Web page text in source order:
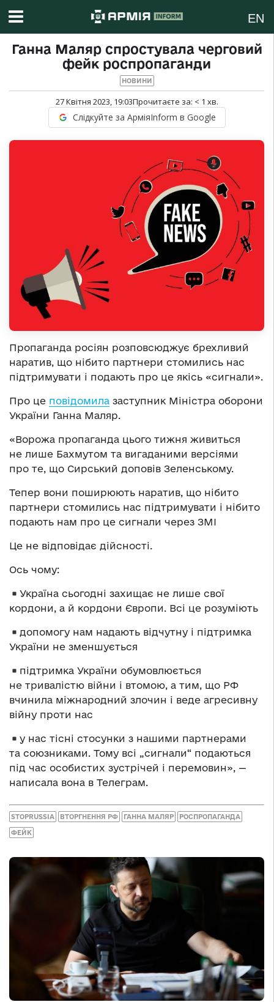
EN
Ганна Маляр спростувала черговий
фейк роспропаганди
НОВИНИ
27 Квітня 2023, 19:03Прочитаєте за: < 1 хв.
Слідкуйте за АрміяInform в Google
Пропаганда росіян розповсюджує брехливий
наратив, що нібито партнери стомились нас
підтримувати і подають про це якісь «сигнали».
Про це повідомила заступник Міністра оборони
України Ганна Маляр.
«Ворожа пропаганда цього тижня живиться
не лише Бахмутом та вигаданими версіями
про те, що Сирський доповів Зеленському.
Тепер вони поширюють наратив, що нібито
партнери стомились нас підтримувати і нібито
подають нам про це сигнали через ЗМІ
Це не відповідає дійсності.
Ось чому:
Україна сьогодні захищає не лише свої
кордони, а й кордони Європи. Всі це розуміють
допомогу нам надають відчутну і підтримка
України не зменшується
підтримка України обумовлюється
не тривалістю війни і втомою, а тим, що РФ
вчинила міжнародний злочин і веде агресивну
війну проти нас
у нас тісні стосунки з нашими партнерами
та союзниками. Тому всі „сигнали“ подаються
під час особистих зустрічей і перемовин», —
написала вона в Телеграм.
STOPRUSSIA ВТОРГНЕННЯ РФ ГАННА МАЛЯР РОСПРОПАГАНДА
ФЕЙК